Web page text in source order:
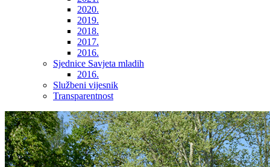
2020.
2019.
2018.
2017.
2016.
Sjednice Savjeta mladih
2016.
Službeni vijesnik
Transparentnost